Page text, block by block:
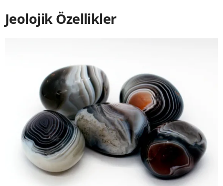
Jeolojik Özellikler